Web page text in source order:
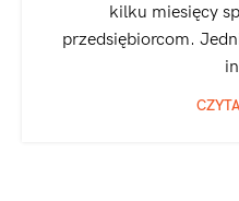
kilku miesięcy
przedsiębiorcom.